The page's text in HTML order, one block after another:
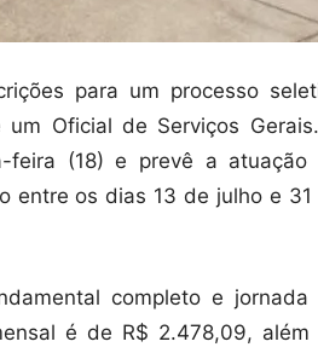
para um processo
Oficial de Serviços
feira (18) e prevê a atuação
entre os dias 13 de julho e 31
completo e jornada
é de R$ 2.478,09, além